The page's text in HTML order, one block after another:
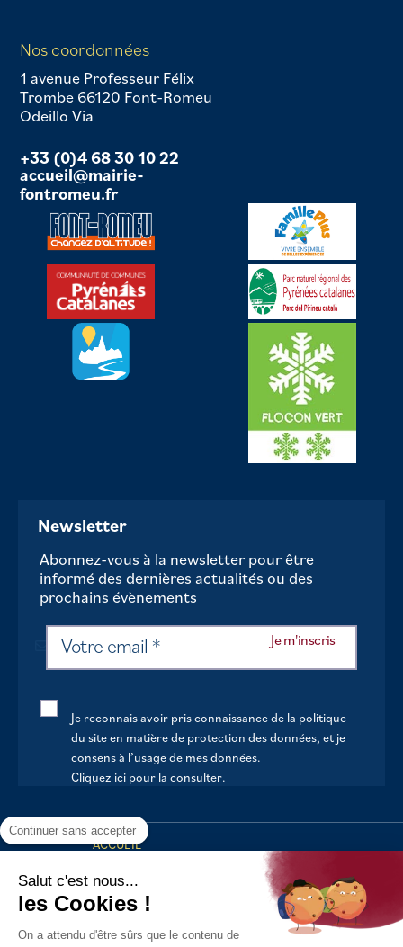
Nos coordonnées
1 avenue Professeur Félix
Trombe 66120 Font-Romeu
Odeillo Via
+33 (0)4 68 30 10 22
accueil@mairie-
fontromeu.fr
Newsletter
Abonnez-vous à la newsletter pour être
informé des dernières actualités ou des
prochains évènements
Je reconnais avoir pris connaissance de la politique
du site en matière de protection des données, et je
consens à l’usage de mes données.
Cliquez ici pour la consulter.
ACCUEIL
VOTRE MAIRIE
VOTRE QUOTIDIEN
AU FIL DE LA VIE
Continuer sans accepter
Salut c'est nous...
les Cookies !
On a attendu d'être sûrs que le contenu de